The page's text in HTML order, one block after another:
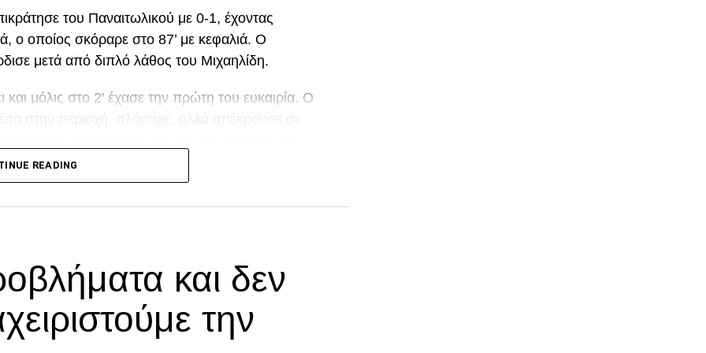
του Παναιτωλικού με 0-1, έχοντας
ο οποίος σκόραρε στο 87’ με κεφαλιά. Ο
μετά από διπλό λάθος του Μιχαηλίδη.
μόλις στο 2′ έχασε την πρώτη του ευκαιρία. Ο
που πέρασε δίπλα από το κάθετο δοκάρι!
μπλόκαρε ο Τσάβες, ενώ στο 21’ ο
READING
και δεν
την